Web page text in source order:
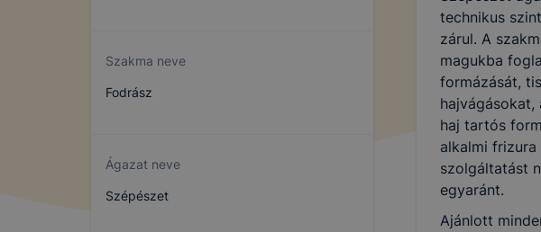
Szakma neve
Fodrász
Ágazat neve
Szépészet
technikus
zárul. A
magukba
formázását,
hajvágásokat,
haj tartós
alkalmi
szolgáltatást
egyaránt.
Ajánlott